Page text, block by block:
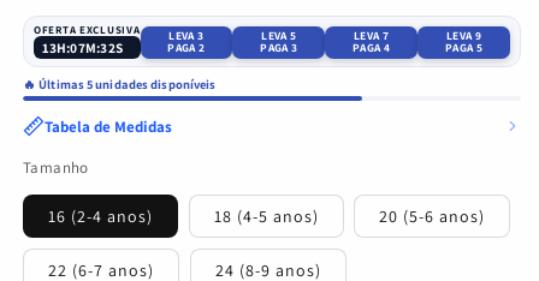
OFERTA EXCLUSIVA
13H:07M:31S
LEVA 3
PAGA 2
LEVA 5
PAGA 3
LEVA 7
PAGA 4
LEVA 9
PAGA 5
🔥 Últimas 5 unidades disponíveis
Tabela de Medidas
Tamanho
16 (2-4 anos) 18 (4-5 anos) 20 (5-6 anos)
22 (6-7 anos) 24 (8-9 anos)